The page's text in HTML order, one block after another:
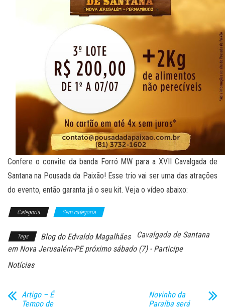
Confere o convite da banda Forró MW para a XVII Cavalgada de
Santana na Pousada da Paixão! Esse trio vai ser uma das atrações
do evento, então garanta já o seu kit. Veja o vídeo abaixo:
Categoria Sem categoria
Tags Blog do Edvaldo Magalhães
Cavalgada de Santana
em Nova Jerusalém-PE próximo sábado (7) - Participe
Notícias
Artigo – É
Tempo de
Novinho da
Paraíba será